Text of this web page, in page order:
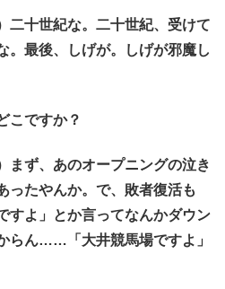
二十世紀な。二十世紀、受けて
。最後、しげが。しげが邪魔し
こですか？
まず、あのオープニングの泣き
ったやんか。で、敗者復活も
すよ」とか言ってなんかダウン
らん……「大井競馬場ですよ」